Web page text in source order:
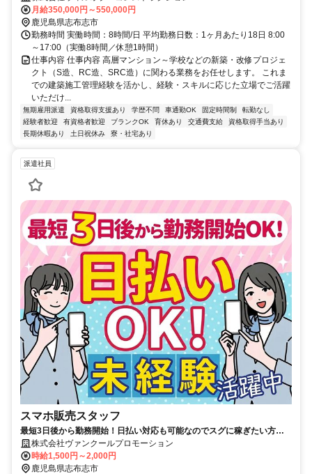
月給350,000円～550,000円
鹿児島県志布志市
勤務時間 実働時間：8時間/日 平均勤務日数：1ヶ月あたり18日 8:00
～17:00（実働8時間／休憩1時間）
仕事内容 仕事内容 高層マンション～学校などの新築・改修プロジェ
クト（S造、RC造、SRC造）に関わる業務をお任せします。 これま
での建築施工管理経験を活かし、経験・スキルに応じた立場でご活躍
いただけ...
無期雇用派遣 資格取得支援あり 学歴不問 車通勤OK 固定時間制
転勤なし
経験者歓迎
有資格者歓迎 ブランクOK 育休あり 交通費支給
資格取得手当あり
長期休暇あり
土日祝休み 寮・社宅あり
派遣社員
スマホ販売スタッフ
最短3日後から勤務開始！日払い対応も可能なのでスグに稼ぎたい方に
ピッタリ！
株式会社ヴァンクールプロモーション
時給1,500円～2,000円
鹿児島県志布志市